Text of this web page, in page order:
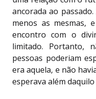
ancorada ao
menos as mesmas,
encontro com o
limitado. Portanto,
pessoas poderiam
era aquela, e não
esperava além